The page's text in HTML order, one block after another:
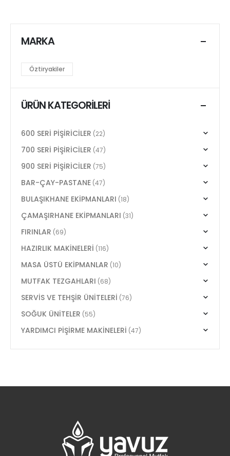
MARKA
Öztiryakiler
ÜRÜN KATEGORILERI
600 SERİ PİŞİRİCİLER (22)
700 SERİ PİŞİRİCİLER (47)
900 SERİ PİŞİRİCİLER (75)
BAR-ÇAY-PASTANE (47)
BULAŞIKHANE EKİPMANLARI (18)
ÇAMAŞIRHANE EKİPMANLARI (31)
FIRINLAR (69)
HAZIRLIK MAKİNELERİ (116)
MASA ÜSTÜ EKİPMANLAR (10)
MUTFAK TEZGAHLARI (68)
SERVİS VE TEHŞİR ÜNİTELERİ (76)
SOĞUK ÜNİTELER (55)
YARDIMCI PİŞİRME MAKİNELERİ (47)